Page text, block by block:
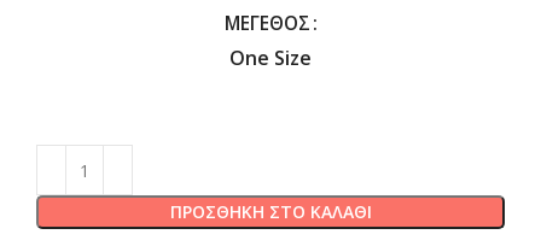
ΜΈΓΕΘΟΣ
One Size
ΠΡΟΣΘΉΚΗ ΣΤΟ ΚΑΛΆΘΙ